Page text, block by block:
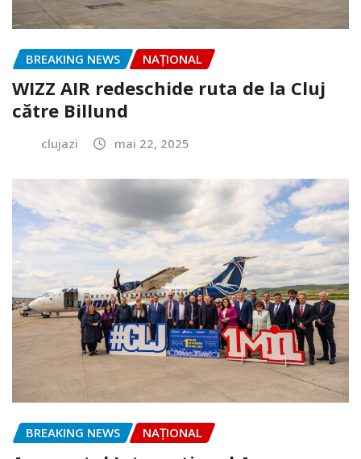
BREAKING NEWS NAŢIONAL
WIZZ AIR redeschide ruta de la Cluj
către Billund
clujazi mai 22, 2025
BREAKING NEWS NAŢIONAL